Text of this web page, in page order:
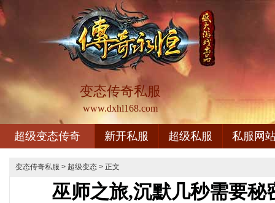
变态传奇私服
www.dxhl168.com
超级变态传奇 新开私服 超级私服 私服网
变态传奇私服 > 超级变态 > 正文
巫师之旅,沉默几秒需要秘